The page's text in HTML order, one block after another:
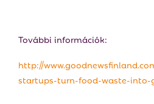
További információk:
http://
startups-turn-food-waste-